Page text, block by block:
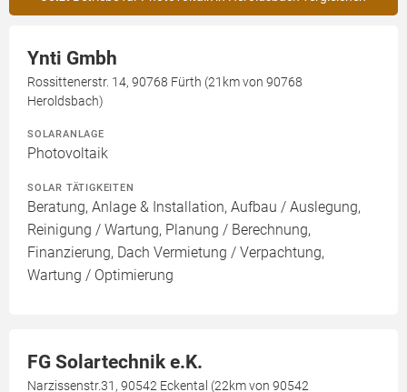
Ynti Gmbh
Rossittenerstr. 14, 90768 Fürth (21km von 90768
Heroldsbach)
SOLARANLAGE
Photovoltaik
SOLAR TÄTIGKEITEN
Beratung, Anlage & Installation, Aufbau / Auslegung,
Reinigung / Wartung, Planung / Berechnung,
Finanzierung, Dach Vermietung / Verpachtung,
Wartung / Optimierung
FG Solartechnik e.K.
Narzissenstr.31, 90542 Eckental (22km von 90542